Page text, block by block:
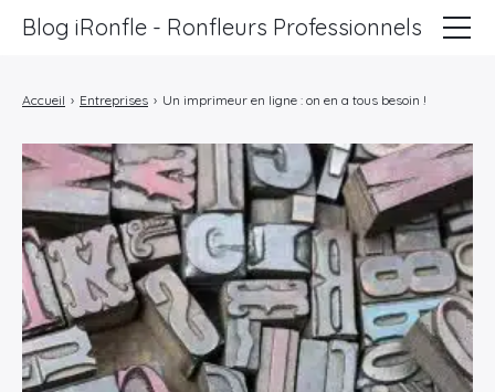
Accueil › Entreprises › Un imprimeur en ligne : on en a tous besoin !
Blog iRonfle - Ronfleurs Professionnels
Informatique
Marketing
Lifestyle
Entreprises